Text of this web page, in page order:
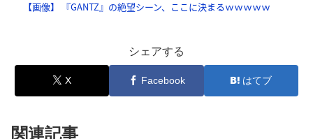
シェアする
X Facebook はてブ
関連記事